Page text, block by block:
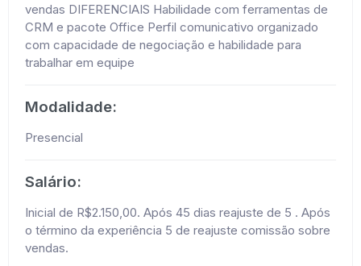
vendas DIFERENCIAIS Habilidade com ferramentas de
CRM e pacote Office Perfil comunicativo organizado
com capacidade de negociação e habilidade para
trabalhar em equipe
Modalidade:
Presencial
Salário:
Inicial de R$2.150,00. Após 45 dias reajuste de 5 . Após
o término da experiência 5 de reajuste comissão sobre
vendas.